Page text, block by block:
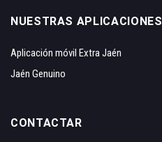
NUESTRAS APLICACIONES
Aplicación móvil Extra Jaén
Jaén Genuino
CONTACTAR